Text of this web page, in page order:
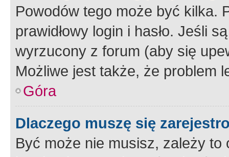
Powodów tego może być kilka.
prawidłowy login i hasło. Jeśli
wyrzucony z forum (aby się
Możliwe jest także, że problem
Góra
Dlaczego muszę się
Być może nie musisz, zależy